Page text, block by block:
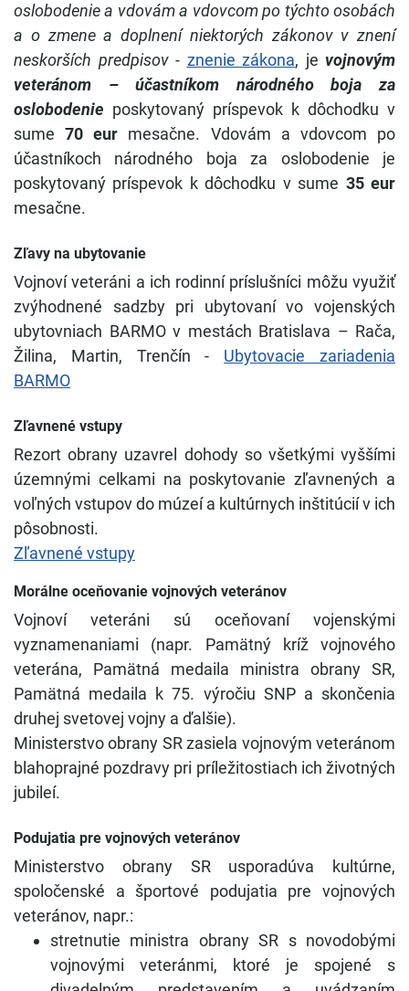
oslobodenie a vdovám a vdovcom po týchto osobách
a o zmene a doplnení niektorých zákonov v znení
neskorších predpisov - znenie zákona, je vojnovým
veteránom – účastníkom národného boja za
oslobodenie poskytovaný príspevok k dôchodku v
sume70 eur mesačne. Vdovám a vdovcom po
účastníkoch národného boja za oslobodenie je
poskytovaný príspevok k dôchodku v sume 35 eur
mesačne.
Zľavy na ubytovanie
Vojnoví veteráni a ich rodinní príslušníci môžu využiť
zvýhodnené sadzby pri ubytovaní vo vojenských
ubytovniach BARMO v mestách Bratislava – Rača,
Žilina, Martin, Trenčín - Ubytovacie zariadenia
BARMO
Zľavnené vstupy
Rezort obrany uzavrel dohody so všetkými vyššími
územnými celkami na poskytovanie zľavnených a
voľných vstupov do múzeí a kultúrnych inštitúcií v ich
pôsobnosti.
Zľavnené vstupy
Morálne oceňovanie vojnových veteránov
Vojnoví veteráni sú oceňovaní vojenskými
vyznamenaniami (napr. Pamätný kríž vojnového
veterána, Pamätná medaila ministra obrany SR,
Pamätná medaila k 75. výročiu SNP a skončenia
druhej svetovej vojny a ďalšie).
Ministerstvo obrany SR zasiela vojnovým veteránom
blahoprajné pozdravy pri príležitostiach ich životných
jubileí.
Podujatia pre vojnových veteránov
Ministerstvo obrany SR usporadúva kultúrne,
spoločenské a športové podujatia pre vojnových
veteránov, napr.:
stretnutie ministra obrany SR s novodobými
vojnovými veteránmi, ktoré je spojené s